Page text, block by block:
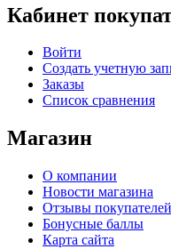
Кабинет
Войти
Создать учетную
Заказы
Список сравнения
Магазин
О компании
Новости магазина
Отзывы покупателей
Бонусные баллы
Карта сайта